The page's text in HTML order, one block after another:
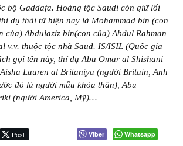
bộ Gaddafa. Hoàng tộc Saudi còn giữ lối
dụ thái tử hiện nay là Mohammad bin (con
của) Abdulaziz bin(con của) Abdul Rahman
v.v. thuộc tộc nhà Saud. IS/ISIL (Quốc gia
gọi tên này, thí dụ Abu Omar al Shishani
Lauren al Britaniya (người Britain, Anh
đó là người mẫu khỏa thân), Abu
(người America, Mỹ)…
Post Viber
Whatsapp